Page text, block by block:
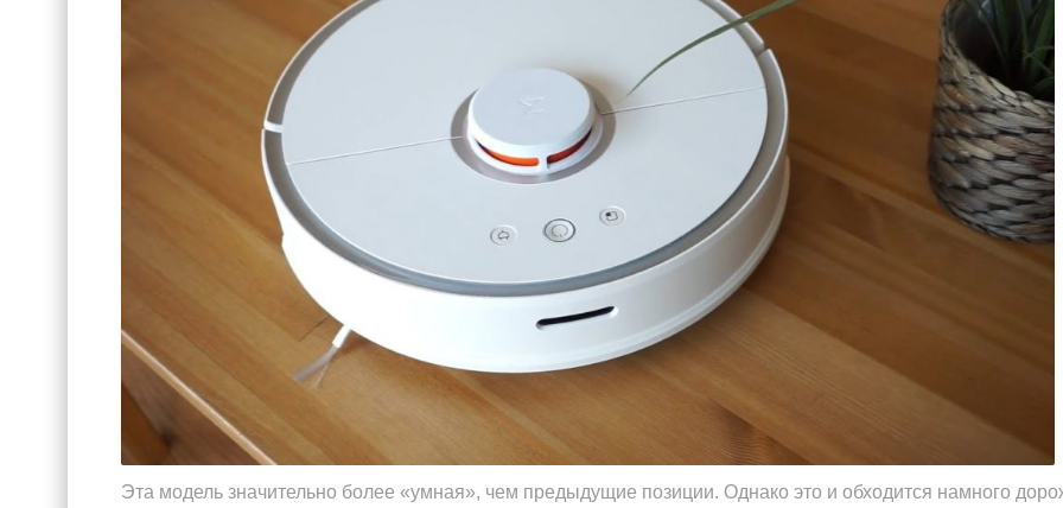
Эта модель значительно более «умная», чем предыдущие позиции. Однако это и обходится намного